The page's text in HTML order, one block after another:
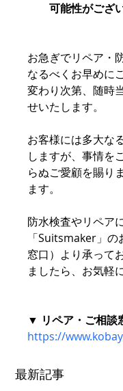
可能性がござ
お急ぎでリペア・
なるべくお早めに
変わり次第、随時
せいたします。
お客様には多大な
しますが、事情を
らぬご愛顧を賜り
ます。
防水検査やリペア
「Suitsmaker」
窓口）より承って
ましたら、お気軽
▼ リペア・ご相談
https://
最新記事